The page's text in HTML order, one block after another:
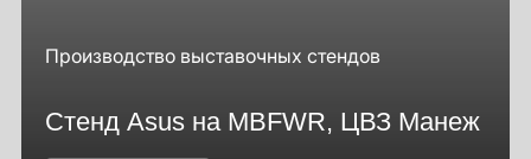
Производство выставочных стендов
Стенд Asus на MBFWR, ЦВЗ Манеж